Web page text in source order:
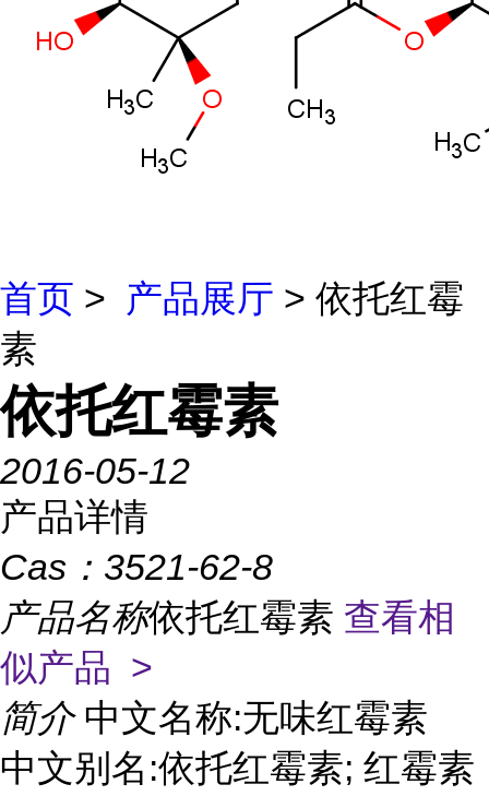
首页 > 产品展厅 > 依托红霉
素
依托红霉素
2016-05-12
产品详情
Cas： 3521-62-8
产品名称依托红霉素 查看相
似产品 >
简介 中文名称:无味红霉素
中文别名:依托红霉素; 红霉素